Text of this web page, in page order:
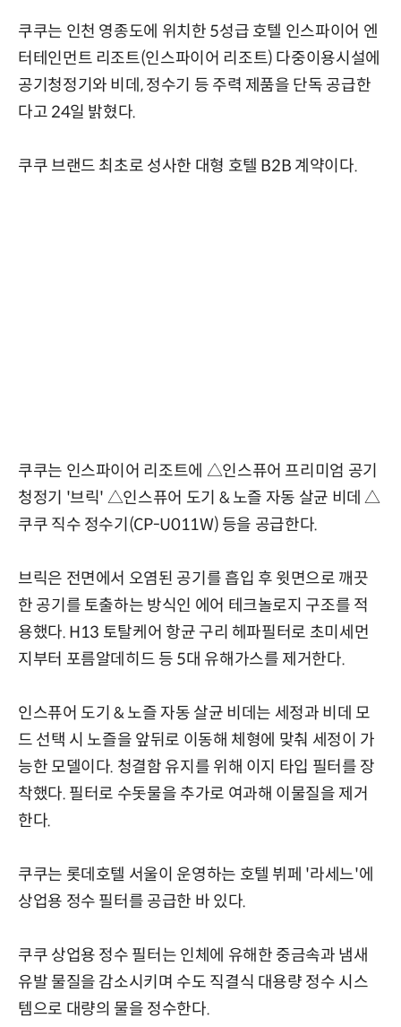
쿠쿠는 인천 영종도에 위치한 5성급 호텔 인스파이어 엔
터테인먼트 리조트(인스파이어 리조트) 다중이용시설에
공기청정기와 비데, 정수기 등 주력 제품을 단독 공급한
다고 24일 밝혔다.
쿠쿠 브랜드 최초로 성사한 대형 호텔 B2B 계약이다.
쿠쿠는 인스파이어 리조트에 △인스퓨어 프리미엄 공기
청정기 '브릭' △인스퓨어 도기 & 노즐 자동 살균 비데 △
쿠쿠 직수 정수기(CP-U011W) 등을 공급한다.
브릭은 전면에서 오염된 공기를 흡입 후 윗면으로 깨끗
한 공기를 토출하는 방식인 에어 테크놀로지 구조를 적
용했다. H13 토탈케어 항균 구리 헤파필터로 초미세먼
지부터 포름알데히드 등 5대 유해가스를 제거한다.
인스퓨어 도기 & 노즐 자동 살균 비데는 세정과 비데 모
드 선택 시 노즐을 앞뒤로 이동해 체형에 맞춰 세정이 가
능한 모델이다. 청결함 유지를 위해 이지 타입 필터를 장
착했다. 필터로 수돗물을 추가로 여과해 이물질을 제거
한다.
쿠쿠는 롯데호텔 서울이 운영하는 호텔 뷔페 '라세느'에
상업용 정수 필터를 공급한 바 있다.
쿠쿠 상업용 정수 필터는 인체에 유해한 중금속과 냄새
유발 물질을 감소시키며 수도 직결식 대용량 정수 시스
템으로 대량의 물을 정수한다.